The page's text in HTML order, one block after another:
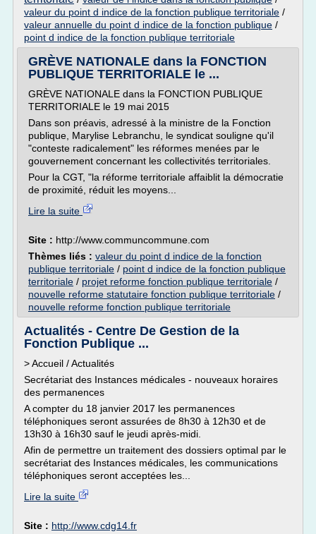
valeur du point d indice de la fonction publique territoriale /
valeur annuelle du point d indice de la fonction publique /
point d indice de la fonction publique territoriale
GRÈVE NATIONALE dans la FONCTION
PUBLIQUE TERRITORIALE le ...
GRÈVE NATIONALE dans la FONCTION PUBLIQUE
TERRITORIALE le 19 mai 2015
Dans son préavis, adressé à la ministre de la Fonction
publique, Marylise Lebranchu, le syndicat souligne qu'il
"conteste radicalement" les réformes menées par le
gouvernement concernant les collectivités territoriales.
Pour la CGT, "la réforme territoriale affaiblit la démocratie
de proximité, réduit les moyens...
Lire la suite
Site : http://www.communcommune.com
Thèmes liés : valeur du point d indice de la fonction
publique territoriale / point d indice de la fonction publique
territoriale / projet reforme fonction publique territoriale /
nouvelle reforme statutaire fonction publique territoriale /
nouvelle reforme fonction publique territoriale
Actualités - Centre De Gestion de la
Fonction Publique ...
> Accueil / Actualités
Secrétariat des Instances médicales - nouveaux horaires
des permanences
A compter du 18 janvier 2017 les permanences
téléphoniques seront assurées de 8h30 à 12h30 et de
13h30 à 16h30 sauf le jeudi après-midi.
Afin de permettre un traitement des dossiers optimal par le
secrétariat des Instances médicales, les communications
téléphoniques seront acceptées les...
Lire la suite
Site : http://www.cdg14.fr